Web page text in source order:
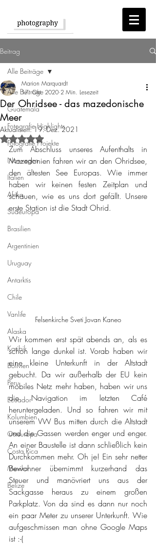
Beitrag
Alle Beiträge
Guatemala
Fotografie Highlights
Fotografie Projekte
Norwegen
Italien
Afrika
Südeuropa
Brasilien
Argentinien
Uruguay
Antarktis
Chile
Vanlife
Alaska
Karibik
Bolivien
Peru
Ecuador
Kolumbien
Osteuropa
Costa Rica
Mexiko
Belize
Alle Beiträge
Der Ohridsee - das mazedonische
Meer
Marion Marquardt
17. Okt. 2020 2 Min. Lesezeit
Aktualisiert:19. Dez. 2021
Mit NaN von 5 Sternen bewertet.
Zum Abschluss unseres Aufenthalts in
Mazedonien fahren wir an den Ohridsee,
den ältesten See Europas. Wie immer
haben wir keinen festen Zeitplan und
schauen, wie es uns dort gefällt. Unsere
erste Station ist die Stadt Ohrid.
Felsenkirche Sveti Jovan Kaneo
Wir kommen erst spät abends an, als es
schon lange dunkel ist. Vorab haben wir
eine kleine Unterkunft in der Altstadt
gebucht. Da wir außerhalb der EU kein
mobiles Netz mehr haben, haben wir uns
die Navigation im letzten Café
heruntergeladen. Und so fahren wir mit
unserem VW Bus mitten durch die Altstadt
und die Gassen werden enger und enger.
An einer Baustelle ist dann schließlich kein
Durchkommen mehr. Oh je! Ein sehr netter
Bewohner übernimmt kurzerhand das
Steuer und manövriert uns aus der
Sackgasse heraus zu einem großen
Parkplatz. Von da sind es dann nur noch
ein paar Meter zu unserer Unterkunft. Wie
aufgeschmissen man ohne Google Maps
ist :-(